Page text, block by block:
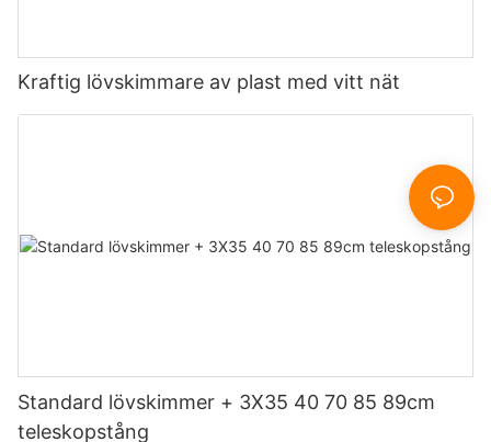
Kraftig lövskimmare av plast med vitt nät
Standard lövskimmer + 3X35 40 70 85 89cm
teleskopstång